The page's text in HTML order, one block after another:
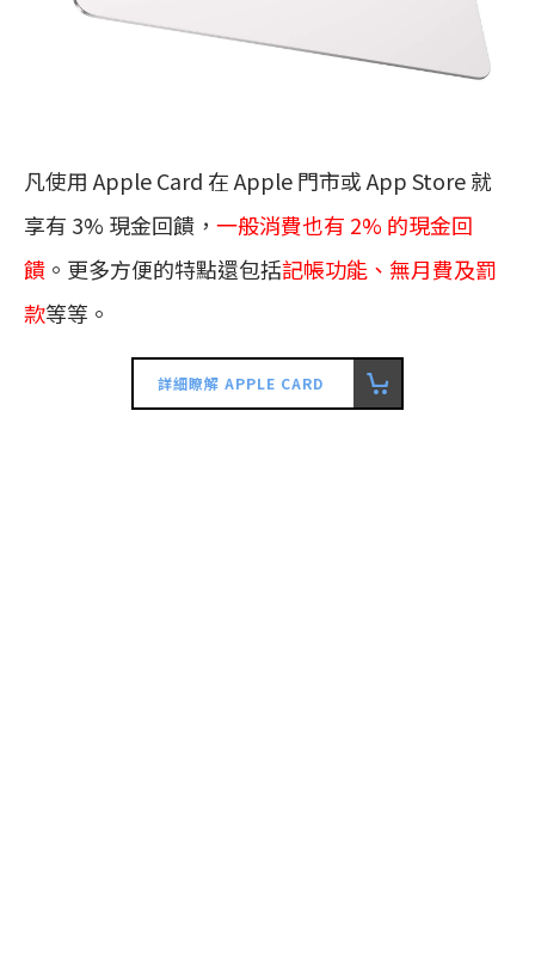
凡使用 Apple Card 在 Apple 門市或 App Store 就
享有 3% 現金回饋， 一般消費也有 2% 的現金回
饋 。更多方便的特點還包括記帳功能、無月費及罰
款等等。
詳細瞭解 APPLE CARD